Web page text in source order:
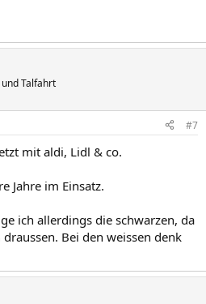
Talfahrt
#7
mit aldi, Lidl & co.
Jahre im Einsatz.
ich allerdings die schwarzen, da
Bei den weissen denk